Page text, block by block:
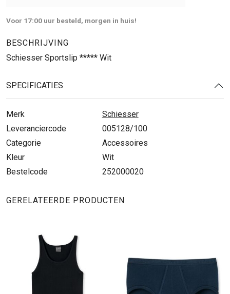
Voor 17:00 uur besteld, morgen in huis!
BESCHRIJVING
Schiesser Sportslip ***** Wit
SPECIFICATIES
Merk
Schiesser
Leveranciercode
005128/100
Categorie
Accessoires
Kleur
Wit
Bestelcode
252000020
GERELATEERDE PRODUCTEN